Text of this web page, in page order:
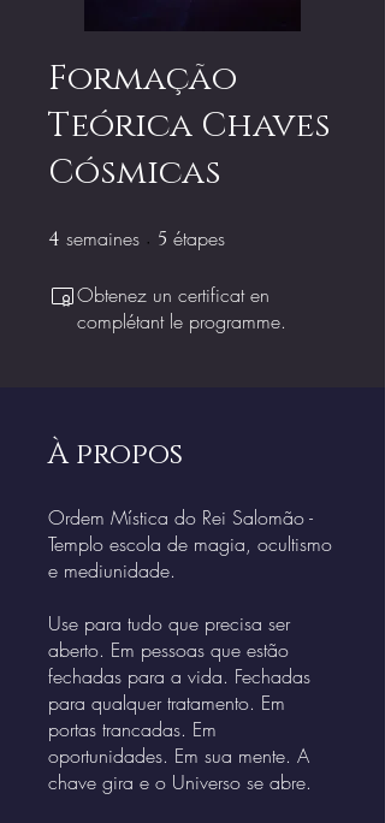
Formação
Teórica Chaves
Cósmicas
4 semaines 4 semaines
5 étapes
Obtenez un certificat en
complétant le programme.
À propos
Ordem Mística do Rei Salomão -
Templo escola de magia, ocultismo
e mediunidade.
Use para tudo que precisa ser
aberto. Em pessoas que estão
fechadas para a vida. Fechadas
para qualquer tratamento. Em
portas trancadas. Em
oportunidades. Em sua mente. A
chave gira e o Universo se abre.